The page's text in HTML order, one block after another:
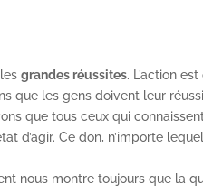
lesgrandes réussites. L’action
que les gens doivent leur
que tous ceux qui
d’agir. Ce don, n’importe
nous montre toujours que la